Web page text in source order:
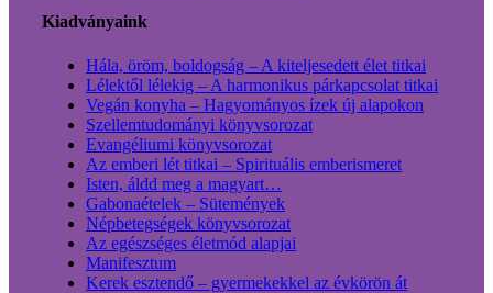
Kiadványaink
Hála, öröm, boldogság – A kiteljesedett élet titkai
Lélektől lélekig – A harmonikus párkapcsolat titkai
Vegán konyha – Hagyományos ízek új alapokon
Szellemtudományi könyvsorozat
Evangéliumi könyvsorozat
Az emberi lét titkai – Spirituális emberismeret
Isten, áldd meg a magyart…
Gabonaételek – Sütemények
Népbetegségek könyvsorozat
Az egészséges életmód alapjai
Manifesztum
Kerek esztendő – gyermekekkel az évkörön át